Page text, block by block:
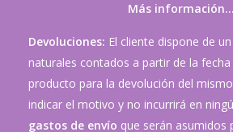
Más información…
Devoluciones: El cliente dispone de
naturales contados a partir de la
producto para la devolución del
indicar el motivo y no incurrirá en
gastos de envío que serán asumidos